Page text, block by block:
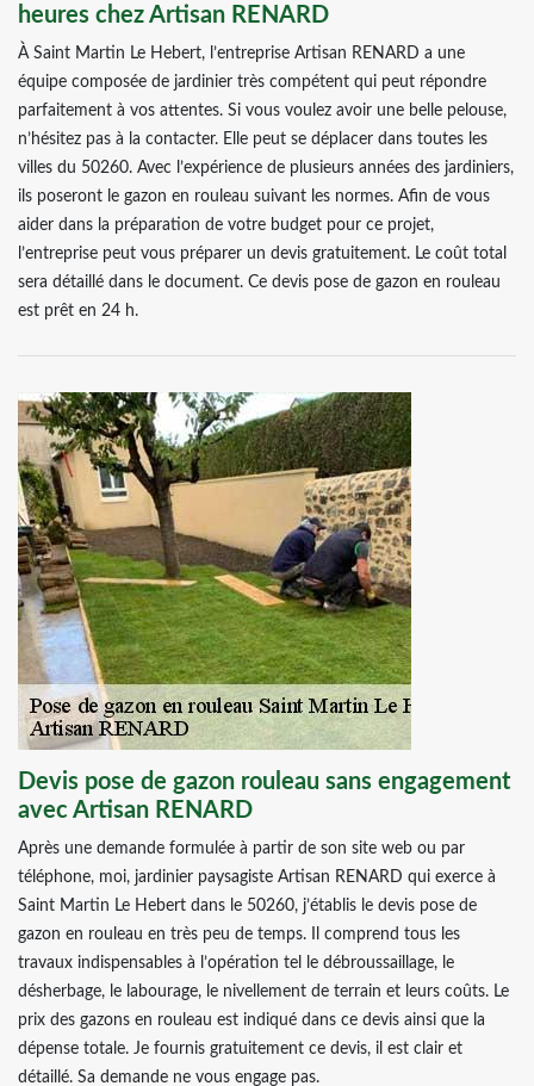
heures chez Artisan RENARD
À Saint Martin Le Hebert, l’entreprise Artisan RENARD a une
équipe composée de jardinier très compétent qui peut répondre
parfaitement à vos attentes. Si vous voulez avoir une belle pelouse,
n’hésitez pas à la contacter. Elle peut se déplacer dans toutes les
villes du 50260. Avec l’expérience de plusieurs années des jardiniers,
ils poseront le gazon en rouleau suivant les normes. Afin de vous
aider dans la préparation de votre budget pour ce projet,
l’entreprise peut vous préparer un devis gratuitement. Le coût total
sera détaillé dans le document. Ce devis pose de gazon en rouleau
est prêt en 24 h.
Devis pose de gazon rouleau sans engagement
avec Artisan RENARD
Après une demande formulée à partir de son site web ou par
téléphone, moi, jardinier paysagiste Artisan RENARD qui exerce à
Saint Martin Le Hebert dans le 50260, j’établis le devis pose de
gazon en rouleau en très peu de temps. Il comprend tous les
travaux indispensables à l’opération tel le débroussaillage, le
désherbage, le labourage, le nivellement de terrain et leurs coûts. Le
prix des gazons en rouleau est indiqué dans ce devis ainsi que la
dépense totale. Je fournis gratuitement ce devis, il est clair et
détaillé. Sa demande ne vous engage pas.